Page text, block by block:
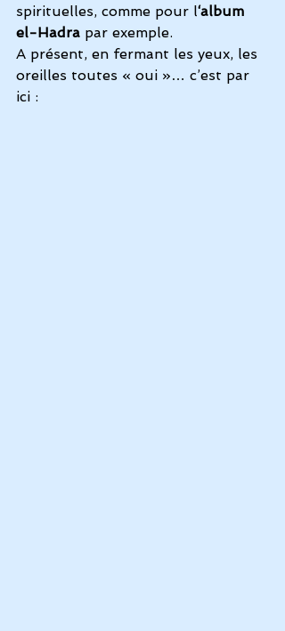
spirituelles, comme pour l‘album
el-Hadra par exemple.
A présent, en fermant les yeux, les
oreilles toutes « oui »… c’est par
ici :